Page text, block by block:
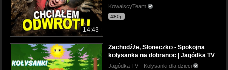
14:43
KowalscyTeam
480p
Zachodźże, Słoneczko - Spokojna
kołysanka na dobranoc | Jagódka TV
Jagódka TV - Kołysanki dla dzieci